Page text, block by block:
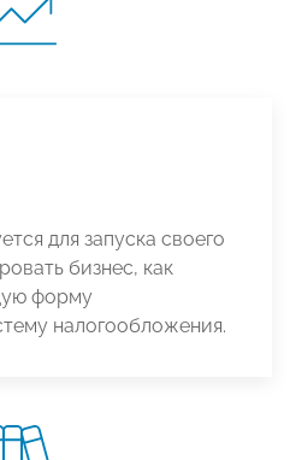
для запуска своего
бизнес, как
форму
налогообложения.